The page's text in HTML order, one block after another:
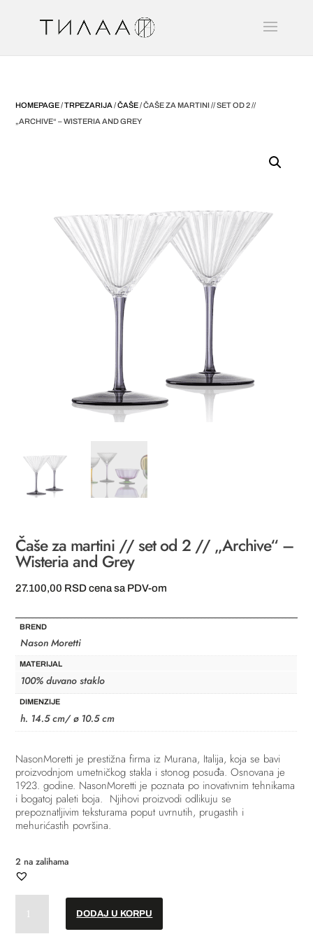
HOMEPAGE/TRPEZARIJA /ČAŠE/ ČAŠE ZA MARTINI // SET OD 2 //
„ARCHIVE“ – WISTERIA AND GREY
Čaše za martini // set od 2 // „Archive“ –
Wisteria and Grey
27.100,00 RSD cena sa PDV-om
BREND
Nason Moretti
MATERIJAL
100% duvano staklo
DIMENZIJE
h. 14.5 cm/ ø 10.5 cm
NasonMoretti je prestižna firma iz Murana, Italija, koja se bavi
proizvodnjom umetničkog stakla i stonog posuđa. Osnovana je
1923. godine. NasonMoretti je poznata po inovativnim tehnikama
i bogatoj paleti boja. Njihovi proizvodi odlikuju se
prepoznatljivim teksturama poput uvrnutih, prugastih i
mehurićastih površina.
2 na zalihama
martini
DODAJ U KORPU